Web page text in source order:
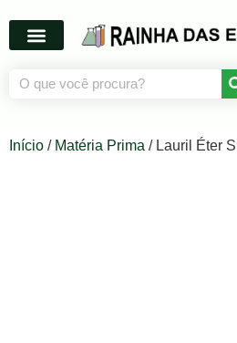
Início / Matéria Prima / Lauril Éter